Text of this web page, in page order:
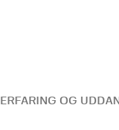
ERFARING OG